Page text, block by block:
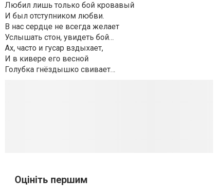
Любил лишь только бой кровавый
И был отступником любви.
В нас сердце не всегда желает
Услышать стон, увидеть бой…
Ах, часто и гусар вздыхает,
И в кивере его весной
Голубка гнёздышко свивает…
Оцініть першим